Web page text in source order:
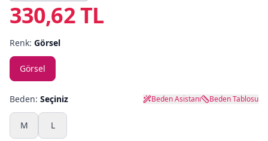
Markalar
Plaj & Mayo
Yazlık Pijama
Yeni Gelenler
330,62 TL
Renk: Görsel
Görsel
Beden: Seçiniz Beden Asistanı Beden Tablosu
M L